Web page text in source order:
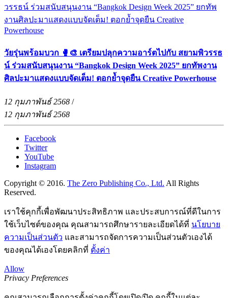
วัยรุ่นพร้อมบวก 🥊🎨 เตรียมปลุกความอาร์ตไปกับ สยามพิวรรธ
น์ ร่วมสนับสนุนงาน “Bangkok Design Week 2025” ยกทัพงาน
ศิลปะมาแสดงแบบจัดเต็ม! ตอกย้ำจุดยืน Creative Powerhouse
12 กุมภาพันธ์ 2568 /
12 กุมภาพันธ์ 2568
Facebook
Twitter
YouTube
Instagram
Copyright © 2016. The Zero Publishing Co., Ltd. All Rights
Reserved.
เราใช้คุกกี้เพื่อพัฒนาประสิทธิภาพ และประสบการณ์ที่ดีในการ
ใช้เว็บไซต์ของคุณ คุณสามารถศึกษารายละเอียดได้ที่ นโยบาย
ความเป็นส่วนตัว และสามารถจัดการความเป็นส่วนตัวเองได้
ของคุณได้เองโดยคลิกที่ ตั้งค่า
Allow
Privacy Preferences